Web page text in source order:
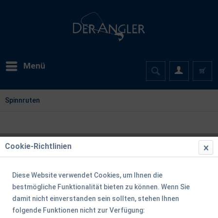
Menü
Spinnruten
Cookie-Richtlinien
Diese Website verwendet Cookies, um Ihnen die
bestmögliche Funktionalität bieten zu können. Wenn Sie
damit nicht einverstanden sein sollten, stehen Ihnen
folgende Funktionen nicht zur Verfügung: